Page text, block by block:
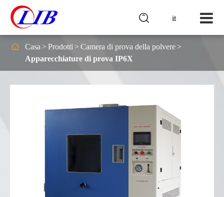
it

 Casa Prodotti
Camera di prova della polvere
Apparecchiature di prova IP6X